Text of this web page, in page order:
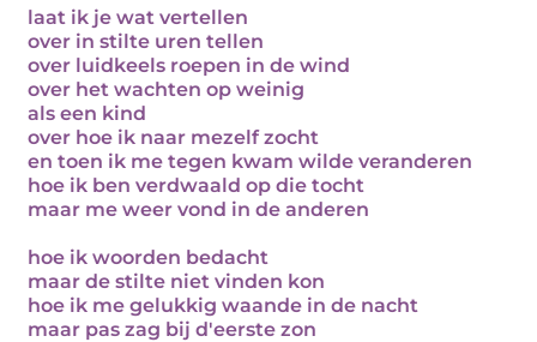
laat ik je wat vertellen
over in stilte uren tellen
over luidkeels roepen in de wind
over het wachten op weinig
als een kind
over hoe ik naar mezelf zocht
en toen ik me tegen kwam wilde veranderen
hoe ik ben verdwaald op die tocht
maar me weer vond in de anderen
hoe ik woorden bedacht
maar de stilte niet vinden kon
hoe ik me gelukkig waande in de nacht
maar pas zag bij d'eerste zon